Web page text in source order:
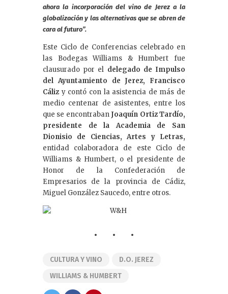
ahora la incorporación del vino de Jerez a la
globalización y las alternativas que se abren de
cara al futuro”.
Este Ciclo de Conferencias celebrado en
las Bodegas Williams & Humbert fue
clausurado por el delegado de Impulso
del Ayuntamiento de Jerez, Francisco
Cáliz y contó con la asistencia de más de
medio centenar de asistentes, entre los
que se encontraban Joaquín Ortiz Tardío,
presidente de la Academia de San
Dionisio de Ciencias, Artes y Letras,
entidad colaboradora de este Ciclo de
Williams & Humbert, o el presidente de
Honor de la Confederación de
Empresarios de la provincia de Cádiz,
Miguel González Saucedo, entre otros.
CULTURA Y VINO
D.O. JEREZ
WILLIAMS & HUMBERT